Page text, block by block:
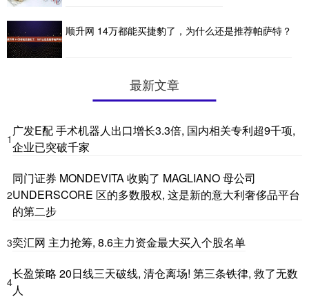
顺升网 14万都能买捷豹了，为什么还是推荐帕萨特？
最新文章
1
广发E配 手术机器人出口增长3.3倍, 国内相关专利超9千项,
企业已突破千家
2
同门证券 MONDEVITA 收购了 MAGLIANO 母公司
UNDERSCORE 区的多数股权, 这是新的意大利奢侈品平台
的第二步
3奕汇网 主力抢筹, 8.6主力资金最大买入个股名单
4
长盈策略 20日线三天破线, 清仓离场! 第三条铁律, 救了无数
人